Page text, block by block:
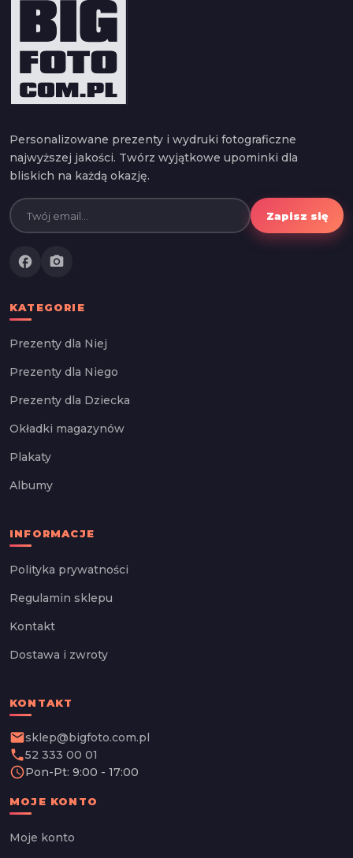
Personalizowane prezenty i wydruki fotograficzne
najwyższej jakości. Twórz wyjątkowe upominki dla
bliskich na każdą okazję.
Zapisz się
facebook photo_camera
KATEGORIE
Prezenty dla Niej
Prezenty dla Niego
Prezenty dla Dziecka
Okładki magazynów
Plakaty
Albumy
INFORMACJE
Polityka prywatności
Regulamin sklepu
Kontakt
Dostawa i zwroty
KONTAKT
emailsklep@bigfoto.com.pl
phone52 333 00 01
schedulePon-Pt: 9:00 - 17:00
MOJE KONTO
Moje konto